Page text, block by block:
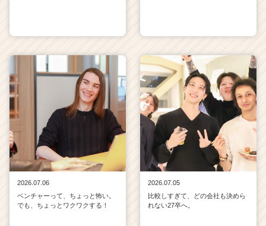
2026.07.06
ベンチャーって、ちょっと怖い。
でも、ちょっとワクワクする！
2026.07.05
比較しすぎて、どの会社も決めら
れない27卒へ。